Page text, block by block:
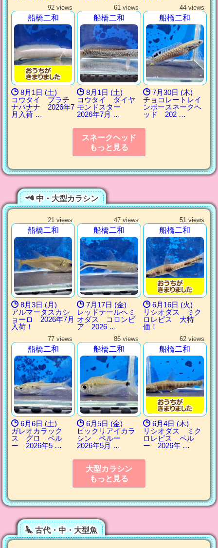
92 views
船橋二和
8月1日 (土)
コウタイ プラチ
ナバナナ 2026年7
月入荷 …
61 views
船橋二和
8月1日 (土)
コウタイ ダイヤ
モンドスター
2026年7月 …
44 views
船橋二和
7月30日 (木)
チョコレートレイ
ンボースネークヘ
ッド 202 …
スネークヘッド
もっと見る
中・大型カラシン
21 views
船橋二和
8月3日 (月)
アルマータスカシ
ョーロ 2026年7月
入荷！
47 views
船橋二和
7月17日 (金)
レッドテールヘミ
オダス コロンビ
ア 2026 …
51 views
船橋二和
6月16日 (火)
リシオダス ミク
ロレピス 大特
価！
77 views
船橋二和
6月6日 (土)
ガレオカラック
ス グロ ペル
ー 2026年5 …
86 views
船橋二和
6月5日 (金)
ビックリアイカラ
シン ペルー
2026年5月 …
62 views
船橋二和
6月4日 (木)
リシオダス ミク
ロレピス ペル
ー 2026年 …
大型カラシン
もっと見る
古代・中・大型魚